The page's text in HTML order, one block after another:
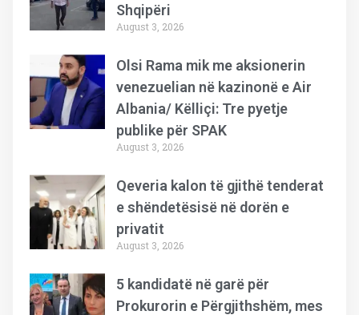
Shqipëri
August 3, 2026
Olsi Rama mik me aksionerin
venezuelian në kazinonë e Air
Albania/ Këlliçi: Tre pyetje
publike për SPAK
August 3, 2026
Qeveria kalon të gjithë tenderat
e shëndetësisë në dorën e
privatit
August 3, 2026
5 kandidatë në garë për
Prokurorin e Përgjithshëm, mes